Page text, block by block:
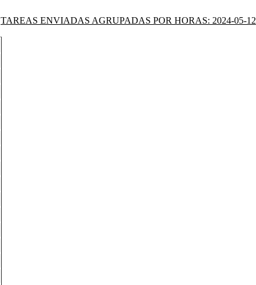
TAREAS ENVIADAS AGRUPADAS POR HORAS: 2024-05-12